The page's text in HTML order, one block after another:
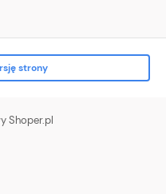
strony
Shoper.pl